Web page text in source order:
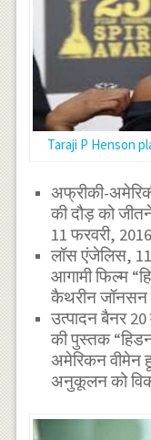
Taraji P Henson
अफ्रीकी-
की दौड़ को
11 फरवरी, 2016
लॉस एंजेलिस, 11
आगामी फिल्म
कैथरीन जॉनसन
उत्पादन बैनर 20
की पुस्तक
अमेरिकन वीमेन
अनुकूलन को